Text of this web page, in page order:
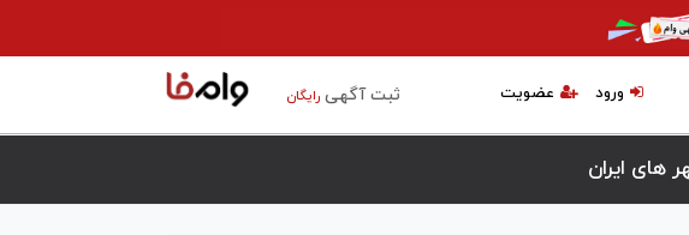
ثبت آگهیرایگان عضویت ورود